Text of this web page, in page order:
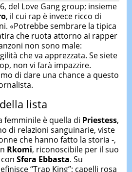
del Love Gang group; insieme
, il cui rap è invece ricco di
«Potrebbe sembrare la tipica
che ruota attorno ai rapper
non sono male:
che va apprezzata. Se siete
non vi farà impazzire.
di dare una chance a questo
lista
femminile è quella di Priestess,
di relazioni sanguinarie, viste
che hanno fatto la storia -,
Rkomi, riconoscibile per il suo
Sfera Ebbasta. Su
“Trap King”; capelli rosa